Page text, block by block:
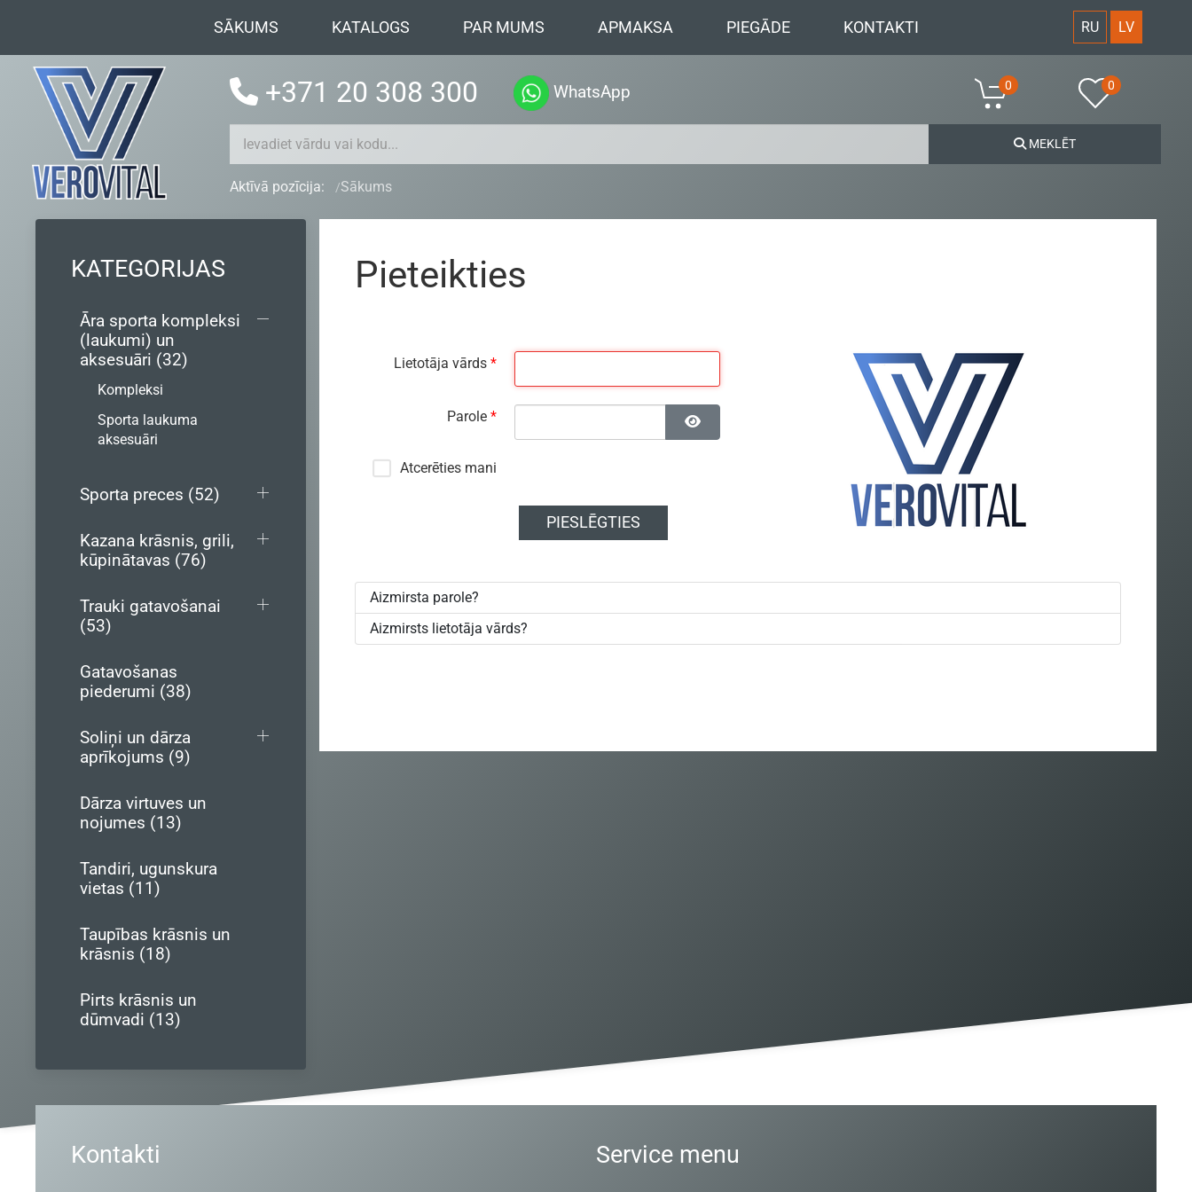
SĀKUMS KATALOGS PAR MUMS APMAKSA PIEGĀDE KONTAKTI RU LV
+371 20 308 300 WhatsApp 0 0
MEKLĒT
Aktīvā pozīcija: Sākums
KATEGORIJAS
Āra sporta kompleksi
(laukumi) un
aksesuāri (32)
Kompleksi
Sporta laukuma
aksesuāri
Sporta preces (52)
Kazana krāsnis, grili,
kūpinātavas (76)
Trauki gatavošanai
(53)
Gatavošanas
piederumi (38)
Soliņi un dārza
aprīkojums (9)
Dārza virtuves un
nojumes (13)
Tandiri, ugunskura
vietas (11)
Taupības krāsnis un
krāsnis (18)
Pirts krāsnis un
dūmvadi (13)
Pieteikties
Lietotāja vārds*
Parole*
Rādīt paroli
Atcerēties mani
PIESLĒGTIES
Aizmirsta parole?
Aizmirsts lietotāja vārds?
Kontakti Service menu